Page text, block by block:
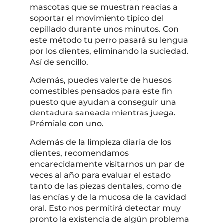
mascotas que se muestran reacias a
soportar el movimiento típico del
cepillado durante unos minutos. Con
este método tu perro pasará su lengua
por los dientes, eliminando la suciedad.
Así de sencillo.
Además, puedes valerte de huesos
comestibles pensados para este fin
puesto que ayudan a conseguir una
dentadura saneada mientras juega.
Prémiale con uno.
Además de la limpieza diaria de los
dientes, recomendamos
encarecidamente visitarnos un par de
veces al año para evaluar el estado
tanto de las piezas dentales, como de
las encías y de la mucosa de la cavidad
oral. Esto nos permitirá detectar muy
pronto la existencia de algún problema